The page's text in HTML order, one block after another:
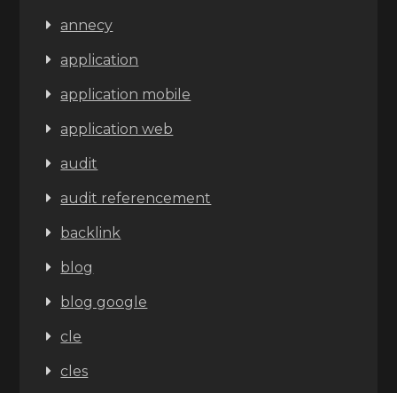
annecy
application
application mobile
application web
audit
audit referencement
backlink
blog
blog google
cle
cles